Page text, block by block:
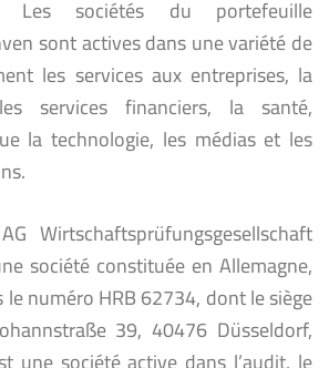
Les sociétés du portefeuille
sont actives dans une variété de
les services aux entreprises, la
services financiers, la santé,
la technologie, les médias et les
Wirtschaftsprüfungsgesellschaft
société constituée en Allemagne,
numéro HRB 62734, dont le siège
39, 40476 Düsseldorf,